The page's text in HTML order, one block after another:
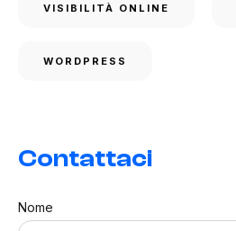
VISIBILITÀ ONLINE
WORDPRESS
Contattaci
Nome